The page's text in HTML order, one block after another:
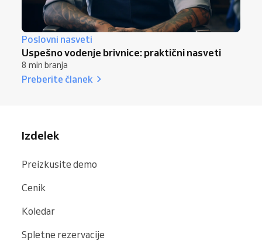
Poslovni nasveti
Uspešno vodenje brivnice: praktični nasveti
8 min branja
Preberite članek
Izdelek
Preizkusite demo
Cenik
Koledar
Spletne rezervacije